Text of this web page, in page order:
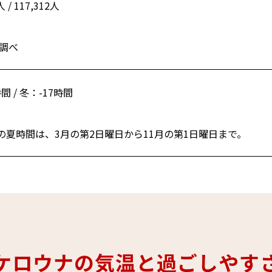
/ 117,312人
べ
/ 冬：-17時間
時間は、3月の第2日曜日から11月の第1日曜日まで。
ロウナの気温と過ごしやす